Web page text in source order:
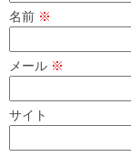
名前 ※
メール ※
サイト